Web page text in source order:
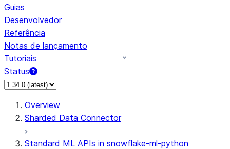
Guias
Desenvolvedor
Referência
Notas de lançamento
Tutoriais
Status
Overview
Sharded Data Connector
Standard ML APIs in snowflake-ml-python